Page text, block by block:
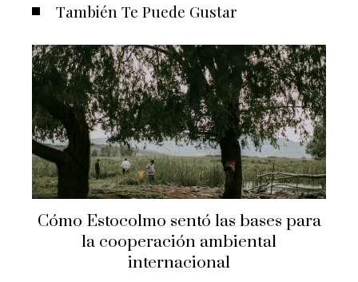
También Te Puede Gustar
Cómo Estocolmo sentó las bases para
la cooperación ambiental
internacional